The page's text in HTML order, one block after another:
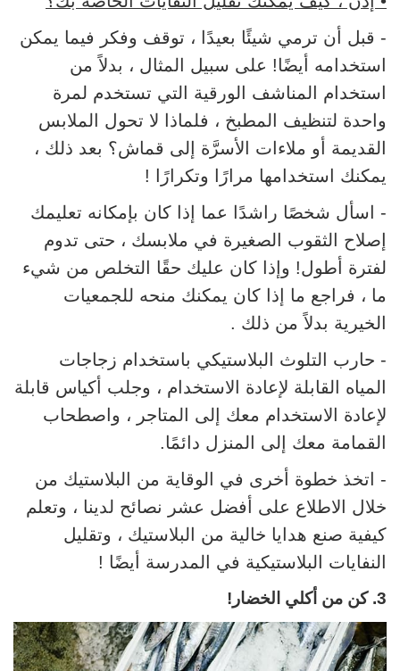
- قبل أن ترمي شيئًا بعيدًا ، توقف وفكر فيما يمكن
استخدامه أيضًا! على سبيل المثال ، بدلاً من
استخدام المناشف الورقية التي تستخدم لمرة
واحدة لتنظيف المطبخ ، فلماذا لا تحول الملابس
القديمة أو ملاءات الأسرَّة إلى قماش؟ بعد ذلك ،
يمكنك استخدامها مرارًا وتكرارًا !
- اسأل شخصًا راشدًا عما إذا كان بإمكانه تعليمك
إصلاح الثقوب الصغيرة في ملابسك ، حتى تدوم
لفترة أطول! وإذا كان عليك حقًا التخلص من شيء
ما ، فراجع ما إذا كان يمكنك منحه للجمعيات
الخيرية بدلاً من ذلك .
- حارب التلوث البلاستيكي باستخدام زجاجات
المياه القابلة لإعادة الاستخدام ، وجلب أكياس قابلة
لإعادة الاستخدام معك إلى المتاجر ، واصطحاب
القمامة معك إلى المنزل دائمًا.
- اتخذ خطوة أخرى في الوقاية من البلاستيك من
خلال الاطلاع على أفضل عشر نصائح لدينا ، وتعلم
كيفية صنع هدايا خالية من البلاستيك ، وتقليل
النفايات البلاستيكية في المدرسة أيضًا !
3. كن من أكلي الخضار!